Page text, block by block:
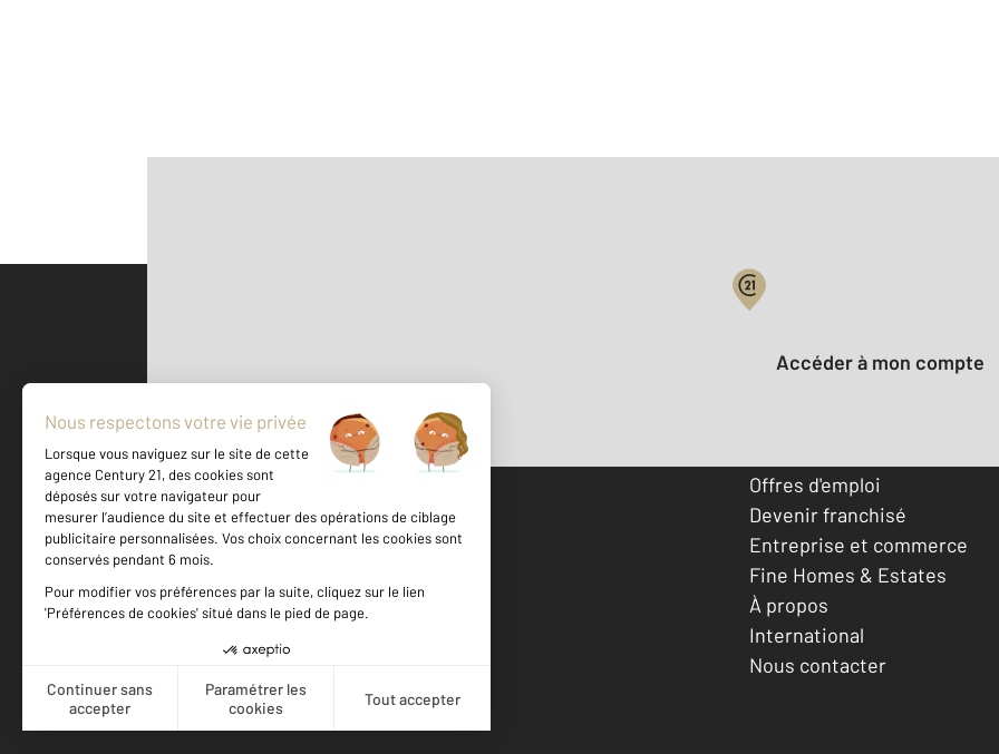
500 m ©Mappy
Votre compte :
Accéder à mon compte
Votre agence est notée
Achat
Location
Offres d'emploi
Devenir franchisé
Entreprise et commerce
Fine Homes & Estates
À propos
International
Nous contacter